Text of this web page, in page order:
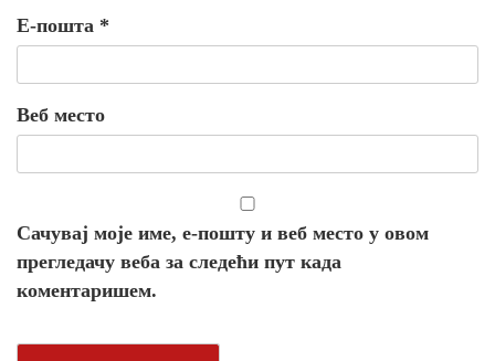
Е-пошта *
Веб место
Сачувај моје име, е-пошту и веб место у овом
прегледачу веба за следећи пут када
коментаришем.